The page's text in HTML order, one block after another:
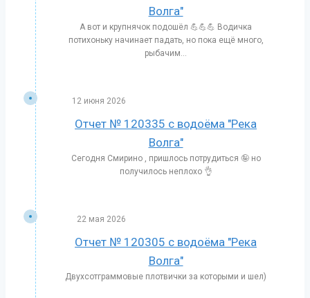
Волга"
А вот и крупнячок подошёл 💪💪💪 Водичка
потихоньку начинает падать, но пока ещё много,
рыбачим...
12 июня 2026
Отчет № 120335 с водоёма "Река
Волга"
Сегодня Смирино , пришлось потрудиться 🤪 но
получилось неплохо 👌
22 мая 2026
Отчет № 120305 с водоёма "Река
Волга"
Двухсотграммовые плотвички за которыми и шел)